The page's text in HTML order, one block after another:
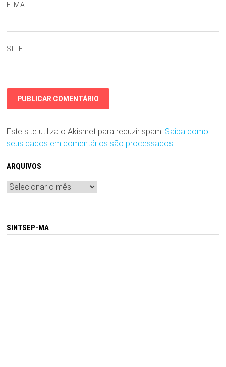
E-MAIL
SITE
Este site utiliza o Akismet para reduzir spam. Saiba como
seus dados em comentários são processados.
ARQUIVOS
Arquivos
SINTSEP-MA